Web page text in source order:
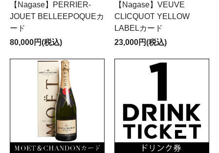
【Nagase】PERRIER-
JOUET BELLEEPOQUEカ
ード
80,000円(税込)
【Nagase】VEUVE
CLICQUOT YELLOW
LABELカード
23,000円(税込)